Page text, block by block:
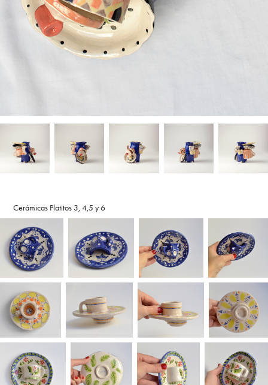
Cerámicas Platitos 3, 4,5 y 6